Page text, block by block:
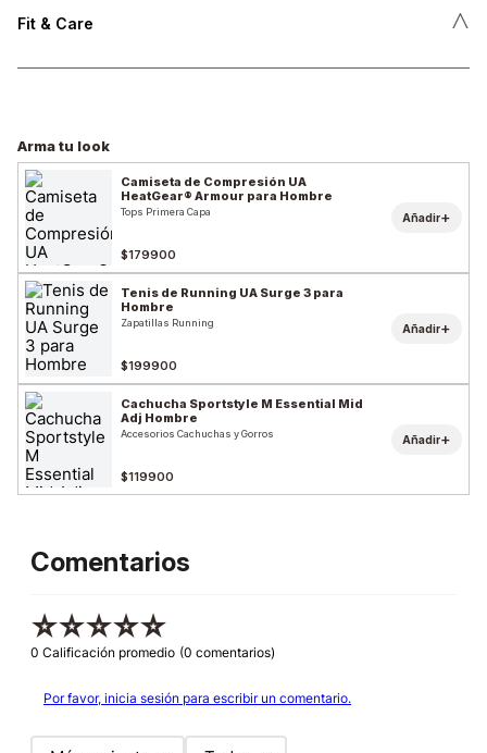
Fit & Care ˄
Arma tu look
Camiseta de Compresión UA
HeatGear® Armour para Hombre
Tops Primera Capa
$179900
Añadir+
Tenis de Running UA Surge 3 para
Hombre
Zapatillas Running
$199900
Añadir+
Cachucha Sportstyle M Essential Mid
Adj Hombre
Accesorios Cachuchas y Gorros
$119900
Añadir+
Comentarios
☆☆☆☆☆
0 Calificación promedio (0 comentarios)
Por favor, inicia sesión para escribir un comentario.